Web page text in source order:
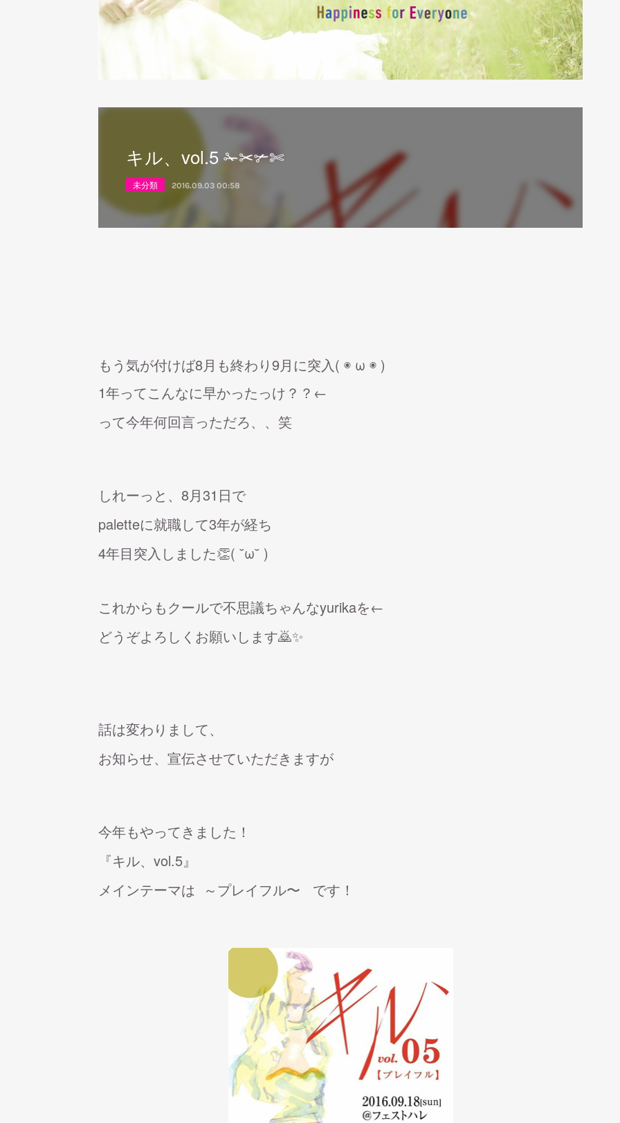
キル、vol.5 ✁✂✃✄
未分類 2016.09.03 00:58
もう気が付けば8月も終わり9月に突入( ◉ ω ◉ )
1年ってこんなに早かったっけ？？←
って今年何回言っただろ、、笑
しれーっと、8月31日で
paletteに就職して3年が経ち
4年目突入しました👏( ˘ω˘ )
これからもクールで不思議ちゃんなyurikaを←
どうぞよろしくお願いします🙇✨
話は変わりまして、
お知らせ、宣伝させていただきますが
今年もやってきました！
『キル、vol.5』
メインテーマは ～プレイフル〜 です！